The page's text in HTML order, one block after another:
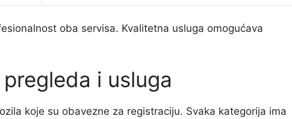
oba servisa. Kvalitetna usluga omogućava
i usluga
koje su obavezne za registraciju. Svaka kategorija ima